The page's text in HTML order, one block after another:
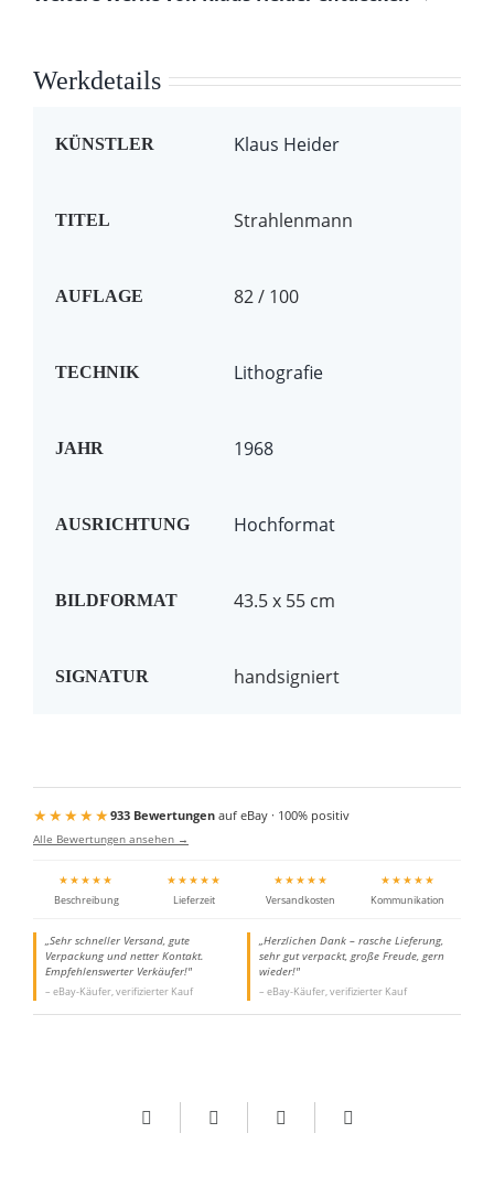
Werkdetails
KÜNSTLER Klaus Heider
TITEL Strahlenmann
AUFLAGE 82 / 100
TECHNIK Lithografie
JAHR 1968
AUSRICHTUNG Hochformat
BILDFORMAT 43.5 x 55 cm
SIGNATUR handsigniert
★★★★★933 Bewertungenauf eBay · 100% positiv
Alle Bewertungen ansehen →
★★★★★
Beschreibung
★★★★★
Lieferzeit
★★★★★
Versandkosten
★★★★★
Kommunikation
„Sehr schneller Versand, gute
Verpackung und netter Kontakt.
Empfehlenswerter Verkäufer!"
– eBay-Käufer, verifizierter Kauf
„Herzlichen Dank – rasche Lieferung,
sehr gut verpackt, große Freude, gern
wieder!"
– eBay-Käufer, verifizierter Kauf